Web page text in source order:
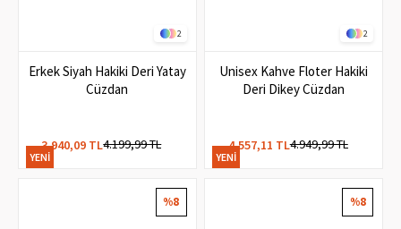
2
Erkek Siyah Hakiki Deri Yatay
Cüzdan
3.940,09 TL4.199,99 TL
YENI
2
Unisex Kahve Floter Hakiki
Deri Dikey Cüzdan
4.557,11 TL4.949,99 TL
YENI
%8 %8